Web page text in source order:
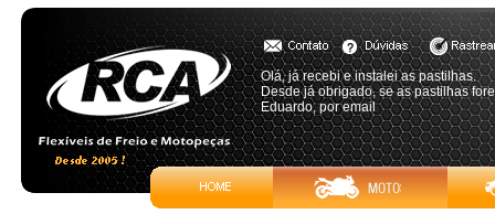
Olá, já recebi e instalei as pastilhas.
Desde já obrigado, se as pastilhas
Eduardo, por email